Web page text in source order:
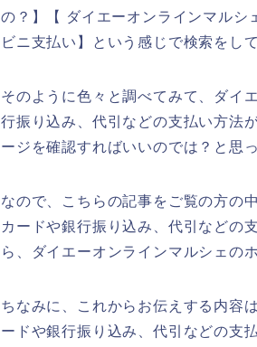
の？】【 ダイエーオンラインマルシ
ビニ支払い】という感じで検索をし
そのように色々と調べてみて、ダイ
行振り込み、代引などの支払い方法
ージを確認すればいいのでは？と思
なので、こちらの記事をご覧の方の
カードや銀行振り込み、代引などの
ら、ダイエーオンラインマルシェの
ちなみに、これからお伝えする内容
ードや銀行振り込み、代引などの支